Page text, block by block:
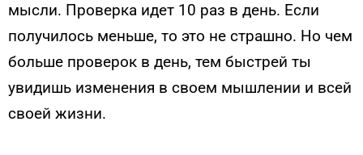
мысли. Проверка идет 10 раз в день. Если
получилось меньше, то это не страшно. Но чем
больше проверок в день, тем быстрей ты
увидишь изменения в своем мышлении и всей
своей жизни.